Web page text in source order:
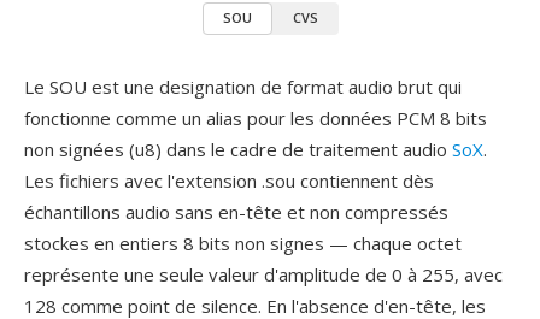
SOU CVS
Le SOU est une designation de format audio brut qui
fonctionne comme un alias pour les données PCM 8 bits
non signées (u8) dans le cadre de traitement audio SoX.
Les fichiers avec l'extension .sou contiennent dès
échantillons audio sans en-tête et non compressés
stockes en entiers 8 bits non signes — chaque octet
représente une seule valeur d'amplitude de 0 à 255, avec
128 comme point de silence. En l'absence d'en-tête, les